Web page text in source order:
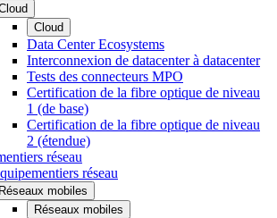
Cloud
Data Center Ecosystems
Interconnexion de datacenter à datacenter
Tests des connecteurs MPO
Certification de la fibre optique de niveau
1 (de base)
Certification de la fibre optique de niveau
2 (étendue)
réseau
réseau
Réseaux mobiles
Réseaux mobiles